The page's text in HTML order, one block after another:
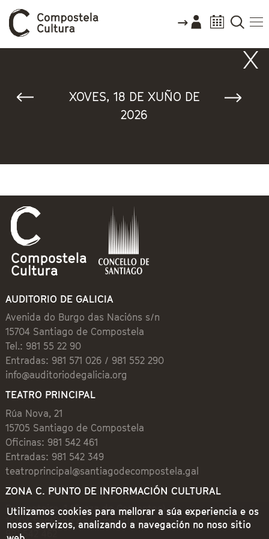
XOVES, 18 DE XUÑO DE
2026
AUDITORIO DE GALICIA
Avenida do Burgo das Nacións s/n
15704 Santiago de Compostela
Tel.: 981 55 22 90
Entradas: 981 571 026 / 981 552 290
info@auditoriodegalicia.org
TEATRO PRINCIPAL
Rúa Nova, 21
15705 Santiago de Compostela
Oficinas: 981 542 461
Entradas: 981 542 349
teatroprincipal@santiagodecompostela.gal
ZONA C. PUNTO DE INFORMACIÓN CULTURAL
Preguntoiro, 1 (Praza de Cervantes)
15704 Santiago de Compostela
981 542 462
Utilizamos cookies para mellorar a súa experiencia e os
nosos servizos, analizando a navegación no noso sitio